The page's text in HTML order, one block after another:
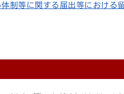
体制等に関する届出等におけ